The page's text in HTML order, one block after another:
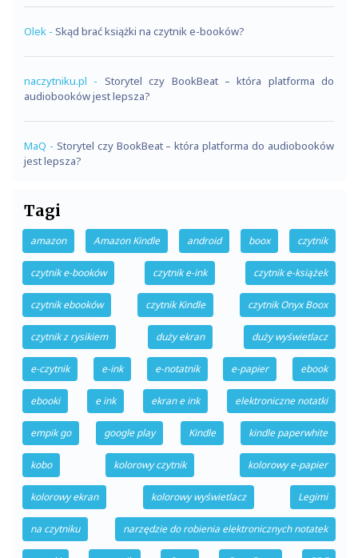
Olek - Skąd brać książki na czytnik e-booków?
naczytniku.pl - Storytel czy BookBeat – która platforma do
audiobooków jest lepsza?
MaQ - Storytel czy BookBeat – która platforma do audiobooków
jest lepsza?
Tagi
amazon Amazon Kindle android boox czytnik
czytnik e-booków czytnik e-ink czytnik e-książek
czytnik ebooków czytnik Kindle czytnik Onyx Boox
czytnik z rysikiem duży ekran duży wyświetlacz
e-czytnik e-ink e-notatnik e-papier ebook
ebooki e ink ekran e ink elektroniczne notatki
empik go google play Kindle kindle paperwhite
kobo kolorowy czytnik kolorowy e-papier
kolorowy ekran kolorowy wyświetlacz Legimi
na czytniku narzędzie do robienia elektronicznych notatek